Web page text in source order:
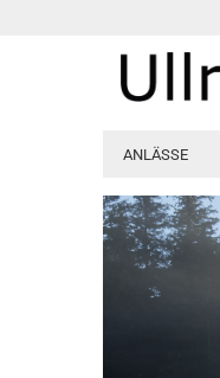
ANLÄSSE